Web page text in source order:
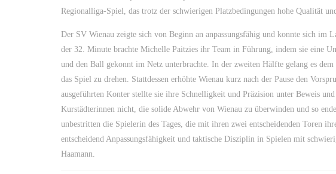
Regionalliga-Spiel, das trotz der schwierigen Platzbedingungen hohe Qualität
Der SV Wienau zeigte sich von Beginn an anpassungsfähig und konnte sich im
der 32. Minute brachte Michelle Paitzies ihr Team in Führung, indem sie eine
und den Ball gekonnt im Netz unterbrachte. In der zweiten Hälfte gelang es
das Spiel zu drehen. Stattdessen erhöhte Wienau kurz nach der Pause den
ausgeführten Konter stellte sie ihre Schnelligkeit und Präzision unter Beweis
Kurstädterinnen nicht, die solide Abwehr von Wienau zu überwinden und so
unbestritten die Spielerin des Tages, die mit ihren zwei entscheidenden Toren
entscheidend Anpassungsfähigkeit und taktische Disziplin in Spielen mit
Haamann.